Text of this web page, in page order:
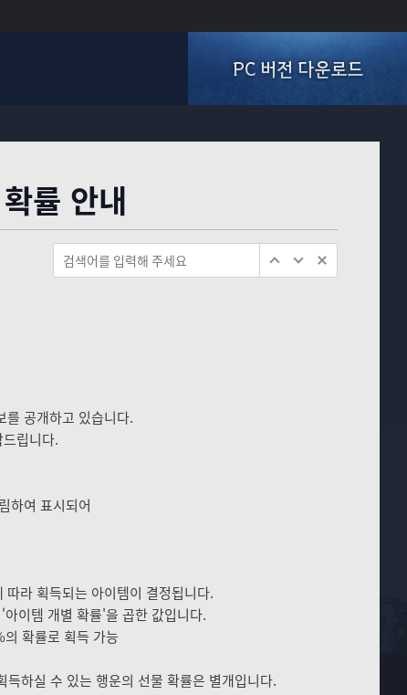
PC 버전 다운로드
률 안내
를 공개하고 있습니다.
립니다.
하여 표시되어
라 획득되는 아이템이 결정됩니다.
이템 개별 확률'을 곱한 값입니다.
확률로 획득 가능
하실 수 있는 행운의 선물 확률은 별개입니다.